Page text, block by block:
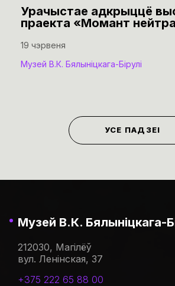
Урачыстае адкрыццё
праекта «Момант
19 чэрвеня
Музей В.К. Бялыніцкага-Бірулі
УСЕ ПАДЗЕІ
Музей В.К. Бялыніцкага-
212030, Магілёў
вул. Ленінская, 37
+375 222 65 88 00